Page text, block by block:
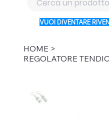
VUOI DIVENTARE
HOME >